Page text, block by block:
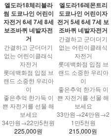
엘도라18체리블라
썸 도쿄나인 어린이
자전거 6세 7세 8세
보조바퀴 네발자전
거
간결하고 군더더기
없는 어린이클래식
자전거
롯데백화점 입점 브
랜드 소중한 우리아
이
좋은추억 한가득 이
쁜 자전거를 선물 해
보세요
34만원→22만5천원
225,000원
엘도라16레몬트리
도쿄나인 어린이자
전거 5세 6세 7세 보
조바퀴 네발자전거
간결하고 군더더기
없는 어린이클래식
자전거
롯데백화점 입점 브
랜드 소중한 우리아
이
좋은추억 한가득 이
쁜 자전거를 선물 해
보세요
33만원→24만원→2
1만5천원
215,000원